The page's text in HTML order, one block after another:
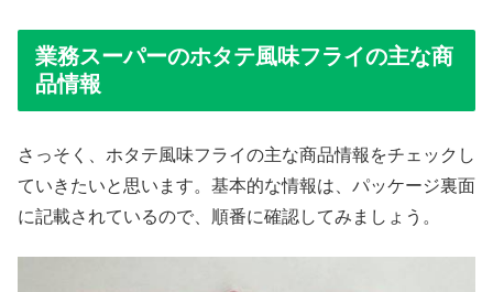
業務スーパーのホタテ風味フライの主な商
品情報
さっそく、ホタテ風味フライの主な商品情報をチェックし
ていきたいと思います。基本的な情報は、パッケージ裏面
に記載されているので、順番に確認してみましょう。